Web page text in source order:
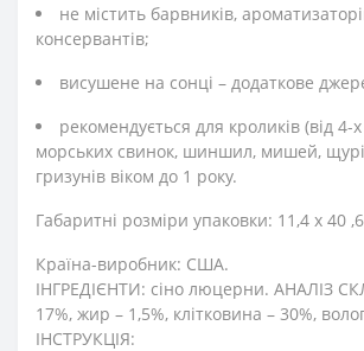
не містить барвників,
консервантів;
висушене на сонці – додаткове
рекомендується для кроликів (від 4-
морських свинок, шиншил, мишей,
гризунів віком до 1 року.
Габаритні розміри упаковки: 11,4 x 40
Країна-виробник: США.
ІНГРЕДІЄНТИ: сіно люцерни. АНАЛІЗ
17%, жир – 1,5%, клітковина – 30%,
ІНСТРУКЦІЯ: